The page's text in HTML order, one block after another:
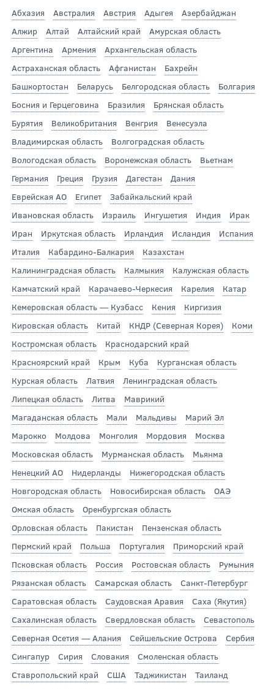
Абхазия Австралия Австрия Адыгея
Азербайджан
Алжир
Алтай Алтайский край
Амурская область
Аргентина
Армения
Архангельская область
Астраханская область
Афганистан
Бахрейн
Башкортостан
Беларусь Белгородская область
Болгария
Босния и Герцеговина
Бразилия
Брянская область
Бурятия
Великобритания Венгрия
Венесуэла
Владимирская область
Волгоградская область
Вологодская область
Воронежская область
Вьетнам
Германия
Греция Грузия Дагестан
Дания
Еврейская АО
Египет
Забайкальский край
Ивановская область
Израиль Ингушетия Индия
Ирак
Иран
Иркутская область Ирландия Исландия
Испания
Италия
Кабардино-Балкария
Казахстан
Калининградская область
Калмыкия
Калужская область
Камчатский край
Карачаево-Черкесия Карелия
Катар
Кемеровская область — Кузбасс
Кения
Киргизия
Кировская область
Китай КНДР (Северная Корея)
Коми
Костромская область
Краснодарский край
Красноярский край
Крым Куба
Курганская область
Курская область
Латвия
Ленинградская область
Липецкая область
Литва
Маврикий
Магаданская область
Мали Мальдивы
Марий Эл
Марокко
Молдова Монголия Мордовия
Москва
Московская область
Мурманская область
Мьянма
Ненецкий АО
Нидерланды
Нижегородская область
Новгородская область
Новосибирская область
ОАЭ
Омская область
Оренбургская область
Орловская область
Пакистан
Пензенская область
Пермский край
Польша Португалия
Приморский край
Псковская область
Россия Ростовская область
Румыния
Рязанская область
Самарская область
Санкт-Петербург
Саратовская область
Саудовская Аравия
Саха (Якутия)
Сахалинская область
Свердловская область
Севастополь
Северная Осетия — Алания
Сейшельские Острова
Сербия
Сингапур
Сирия Словакия
Смоленская область
Ставропольский край
США Таджикистан
Таиланд